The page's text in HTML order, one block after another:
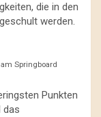
die in den
werden.
Springboard
Punkten
das